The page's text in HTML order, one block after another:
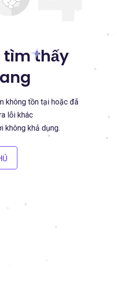
tìm thấy
không tồn tại hoặc đã
lỗi khác
không khả dụng.